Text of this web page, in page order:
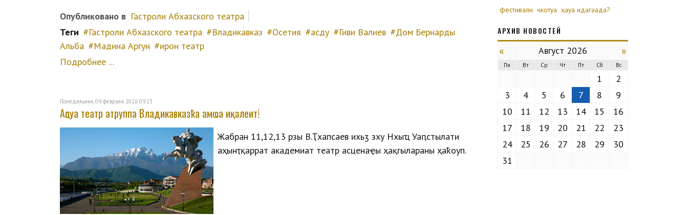
Опубликовано в Гастроли Абхазского театра
Теги
Гастроли Абхазского театра Владикавказ Осетия асду Гиви Валиев
Дом Бернарды
Альба
Мадина Аргун
ирон театр
Подробнее ...
Понедельник, 09 февраля 2026 09:23
Аԥсуа театр атруппа Владикавказҟа амҩа иқәлеит!
Жәабран 11,12,13 рзы В.Ҭхапсаев ихьӡ зху Нхыҵ Уаԥстәылатәи
аҳәынҭқарратә академиатә театр асценаҿы ҳақәгылараны ҳаҟоуп.
фестивали чкотуа ҳауа идагәада?
АРХИВ НОВОСТЕЙ
« Август 2026 »
Пн Вт Ср Чт Пт Сб Вс
1
2
3
4 5 6 7 8
9
10
11 12 13 14 15
16
17
18 19 20 21 22
23
24
25 26 27 28 29
30
31